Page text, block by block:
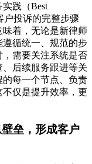
践（Best
投诉的完整步骤
着，无论是新律师
循统一、规范的步
需要关注系统是否
后续服务跟进等关
每一个节点、负责
仅是提升效率，更
垒，形成客户